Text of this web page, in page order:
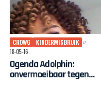
CROWG
KINDERMISBRUIK
18-05-16
Ogenda Adolphin:
onvermoeibaar tegen